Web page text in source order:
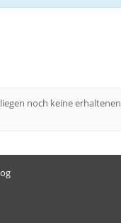
noch keine erhaltenen